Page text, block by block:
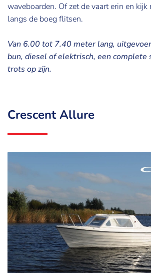
waveboarden. Of zet de vaart erin en
langs de boeg flitsen.
Van 6.00 tot 7.40 meter lang,
bun, diesel of elektrisch, een complete
trots op zijn.
Crescent Allure